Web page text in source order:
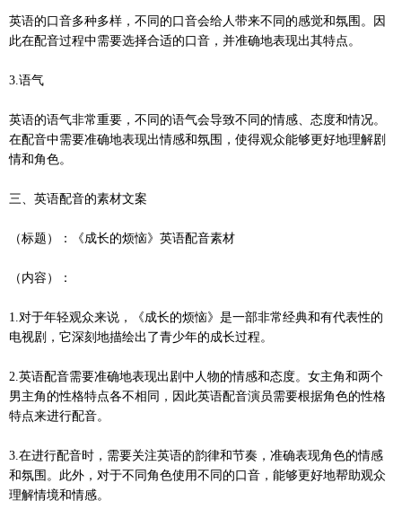
英语的口音多种多样，不同的口音会给人带来不同的感觉和氛围。因
此在配音过程中需要选择合适的口音，并准确地表现出其特点。
3.语气
英语的语气非常重要，不同的语气会导致不同的情感、态度和情况。
在配音中需要准确地表现出情感和氛围，使得观众能够更好地理解剧
情和角色。
三、英语配音的素材文案
（标题）：《成长的烦恼》英语配音素材
（内容）：
1.对于年轻观众来说，《成长的烦恼》是一部非常经典和有代表性的
电视剧，它深刻地描绘出了青少年的成长过程。
2.英语配音需要准确地表现出剧中人物的情感和态度。女主角和两个
男主角的性格特点各不相同，因此英语配音演员需要根据角色的性格
特点来进行配音。
3.在进行配音时，需要关注英语的韵律和节奏，准确表现角色的情感
和氛围。此外，对于不同角色使用不同的口音，能够更好地帮助观众
理解情境和情感。